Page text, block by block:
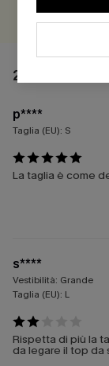
2 RECENSIONI
p****
Taglia (EU): S
La taglia è come
s****
Vestibilità: Grande
Taglia (EU): L
Rispetta di più la
da legare il top da